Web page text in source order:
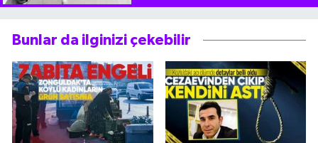
Bunlar da ilginizi çekebilir